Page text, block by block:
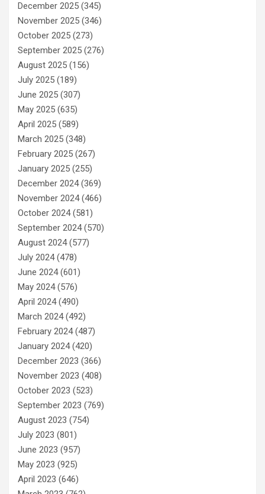
December 2025 (345)
November 2025 (346)
October 2025 (273)
September 2025 (276)
August 2025 (156)
July 2025 (189)
June 2025 (307)
May 2025 (635)
April 2025 (589)
March 2025 (348)
February 2025 (267)
January 2025 (255)
December 2024(369)
November 2024(466)
October 2024(581)
September 2024(570)
August 2024(577)
July 2024(478)
June 2024(601)
May 2024(576)
April 2024(490)
March 2024(492)
February 2024(487)
January 2024(420)
December 2023 (366)
November 2023 (408)
October 2023 (523)
September 2023 (769)
August 2023 (754)
July 2023 (801)
June 2023 (957)
May 2023 (925)
April 2023 (646)